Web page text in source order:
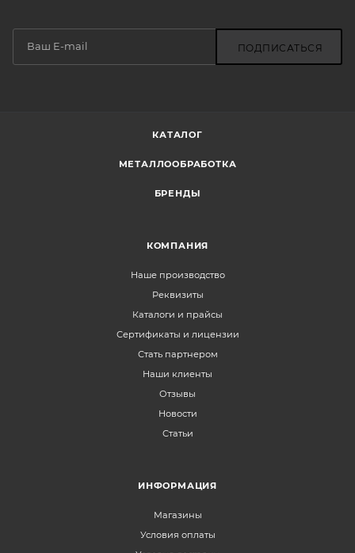
ПОДПИСАТЬСЯ
КАТАЛОГ
МЕТАЛЛООБРАБОТКА
БРЕНДЫ
КОМПАНИЯ
Наше производство
Реквизиты
Каталоги и прайсы
Сертификаты и лицензии
Стать партнером
Наши клиенты
Отзывы
Новости
Статьи
ИНФОРМАЦИЯ
Магазины
Условия оплаты